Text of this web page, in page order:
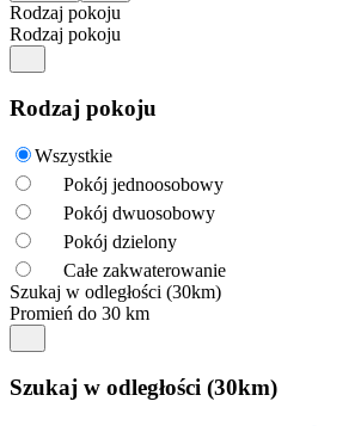
Rodzaj pokoju
Rodzaj pokoju
Rodzaj pokoju
Wszystkie
Pokój jednoosobowy
Pokój dwuosobowy
Pokój dzielony
Całe zakwaterowanie
Szukaj w odległości (30km)
Promień do 30 km
Szukaj w odległości (30km)